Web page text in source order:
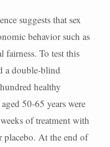
suggests that sex
behavior such as
fairness. To test this
a double-blind
healthy
50-65 years were
of treatment with
placebo. At the end of